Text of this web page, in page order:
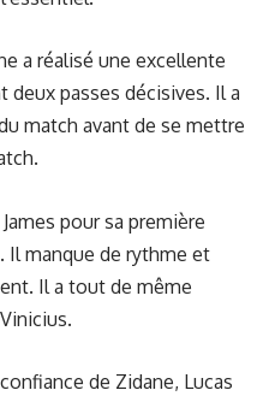
a réalisé une excellente
deux passes décisives. Il a
match avant de se mettre
pour sa première
manque de rythme et
Il a tout de même
de Zidane, Lucas